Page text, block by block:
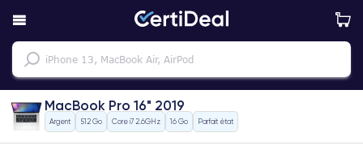
MacBook Pro 16" 2019
Argent 512 Go Core i7 2.6GHz 16 Go Parfait état